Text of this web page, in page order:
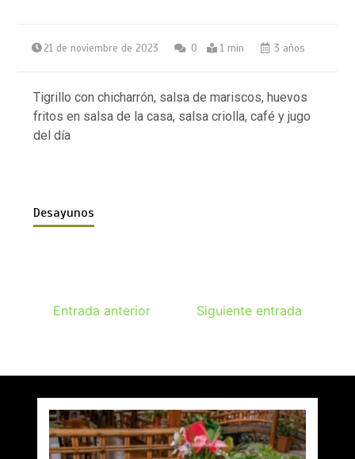
21 de noviembre de 2023 0 1 min 3 años
Tigrillo con chicharrón, salsa de mariscos, huevos
fritos en salsa de la casa, salsa criolla, café y jugo
del día
Desayunos
Entrada anterior Siguiente entrada